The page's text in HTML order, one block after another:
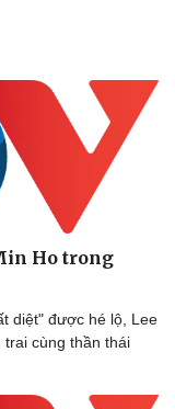
Ho trong
diệt" được hé lộ, Lee
trai cùng thần thái